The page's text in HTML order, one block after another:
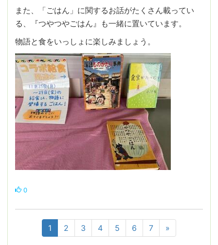
また、「ごはん」に関するお話がたくさん載ってい
る、『つやつやごはん』も一緒に置いています。
物語と食をいっしょに楽しみましょう。
0
1 2 3 4 5 6 7 »